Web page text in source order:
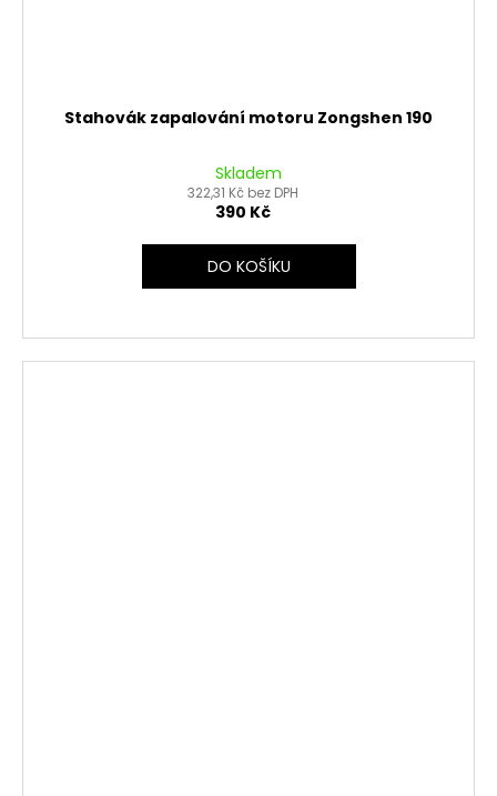
Stahovák zapalování motoru Zongshen 190
Skladem
322,31 Kč bez DPH
390 Kč
DO KOŠÍKU